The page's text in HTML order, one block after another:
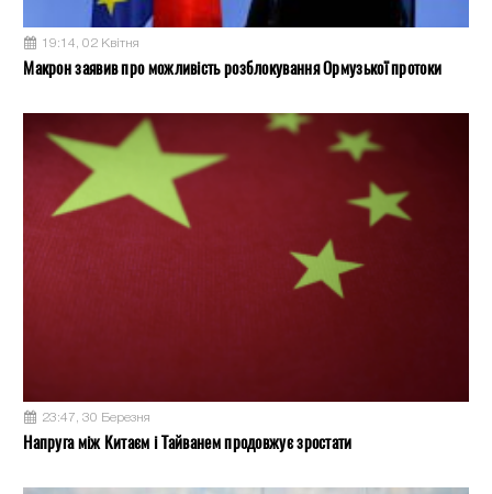
19:14, 02 Квітня
Макрон заявив про можливість розблокування Ормузької протоки
23:47, 30 Березня
Напруга між Китаєм і Тайванем продовжує зростати